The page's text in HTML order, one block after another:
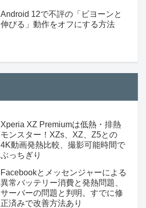
Android 12で不評の「ビヨーンと
伸びる」動作をオフにする方法
Xperia XZ Premiumは低熱・排熱
モンスター！XZs、XZ、Z5との
4K動画発熱比較、撮影可能時間で
ぶっちぎり
Facebookとメッセンジャーによる
異常バッテリー消費と発熱問題、
サーバーの問題と判明。すでに修
正済みで改善方法あり